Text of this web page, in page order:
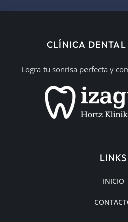
CLÍNICA DENTAL
Logra tu sonrisa perfecta y
LINKS
INICIO